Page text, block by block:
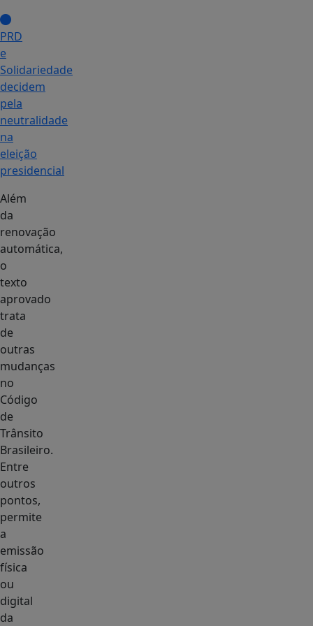
PRD
e
Solidariedade
decidem
pela
neutralidade
na
eleição
presidencial
Além
da
renovação
automática,
o
texto
aprovado
trata
de
outras
mudanças
no
Código
de
Trânsito
Brasileiro.
Entre
outros
pontos,
permite
a
emissão
física
ou
digital
da